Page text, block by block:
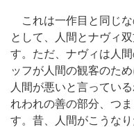
これは一作目と同じな
として、人間とナヴィ
す。ただ、ナヴィは人
ッフが人間の観客のた
人間が悪いと言ってい
れわれの善の部分、つ
す。昔、人間がこうな